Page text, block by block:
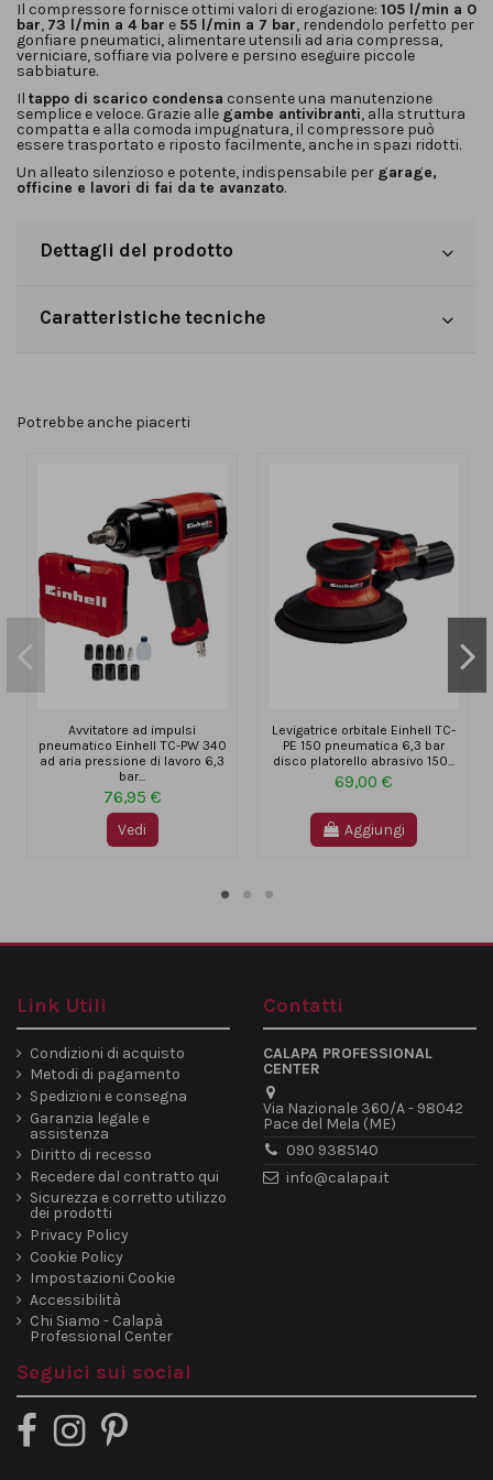
Il compressore fornisce ottimi valori di erogazione: 105 l/min a 0
bar, 73 l/min a 4 bar e 55 l/min a 7 bar, rendendolo perfetto per
gonfiare pneumatici, alimentare utensili ad aria compressa,
verniciare, soffiare via polvere e persino eseguire piccole
sabbiature.
Il tappo di scarico condensa consente una manutenzione
semplice e veloce. Grazie alle gambe antivibranti, alla struttura
compatta e alla comoda impugnatura, il compressore può
essere trasportato e riposto facilmente, anche in spazi ridotti.
Un alleato silenzioso e potente, indispensabile per garage,
officine e lavori di fai da te avanzato.
Dettagli del prodotto
Caratteristiche tecniche
Potrebbe anche piacerti
Avvitatore ad impulsi
pneumatico Einhell TC-PW 340
ad aria pressione di lavoro 6,3
bar...
76,95 €
Vedi
Levigatrice orbitale Einhell TC-
PE 150 pneumatica 6,3 bar
disco platorello abrasivo 150...
69,00 €
Aggiungi
Link Utili
Condizioni di acquisto
Metodi di pagamento
Spedizioni e consegna
Garanzia legale e
assistenza
Diritto di recesso
Recedere dal contratto qui
Sicurezza e corretto utilizzo
dei prodotti
Privacy Policy
Cookie Policy
Impostazioni Cookie
Accessibilità
Chi Siamo - Calapà
Professional Center
Contatti
CALAPA PROFESSIONAL
CENTER
Via Nazionale 360/A - 98042
Pace del Mela (ME)
090 9385140
info@calapa.it
Seguici sui social